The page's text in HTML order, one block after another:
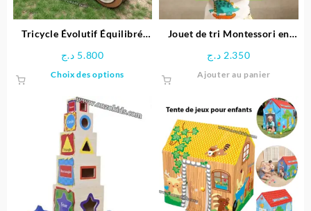
Tricycle Évolutif Équilibré
5.800 د.ج
Choix des options
plusieurs
variations.
options
peuvent
choisies
Jouet de tri Montessori en
2.350 د.ج
Ajouter au panier